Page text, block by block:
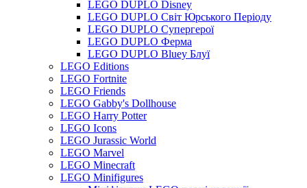
LEGO DUPLO Disney
LEGO DUPLO Світ Юрського Періоду
LEGO DUPLO Супергерої
LEGO DUPLO Ферма
LEGO DUPLO Bluey Блуї
LEGO Editions
LEGO Fortnite
LEGO Friends
LEGO Gabby's Dollhouse
LEGO Harry Potter
LEGO Icons
LEGO Jurassic World
LEGO Marvel
LEGO Minecraft
LEGO Minifigures